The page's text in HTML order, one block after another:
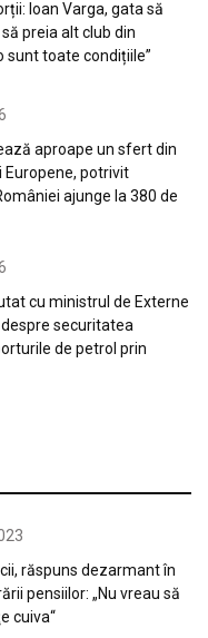
Ioan Varga, gata să
preia alt club din
sunt toate condițiile”
aproape un sfert din
Europene, potrivit
ajunge la 380 de
cu ministrul de Externe
securitatea
de petrol prin
răspuns dezarmant în
pensiilor: „Nu vreau să
cuiva“